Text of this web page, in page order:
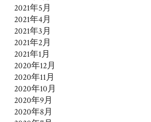
2021年5月
2021年4月
2021年3月
2021年2月
2021年1月
2020年12月
2020年11月
2020年10月
2020年9月
2020年8月